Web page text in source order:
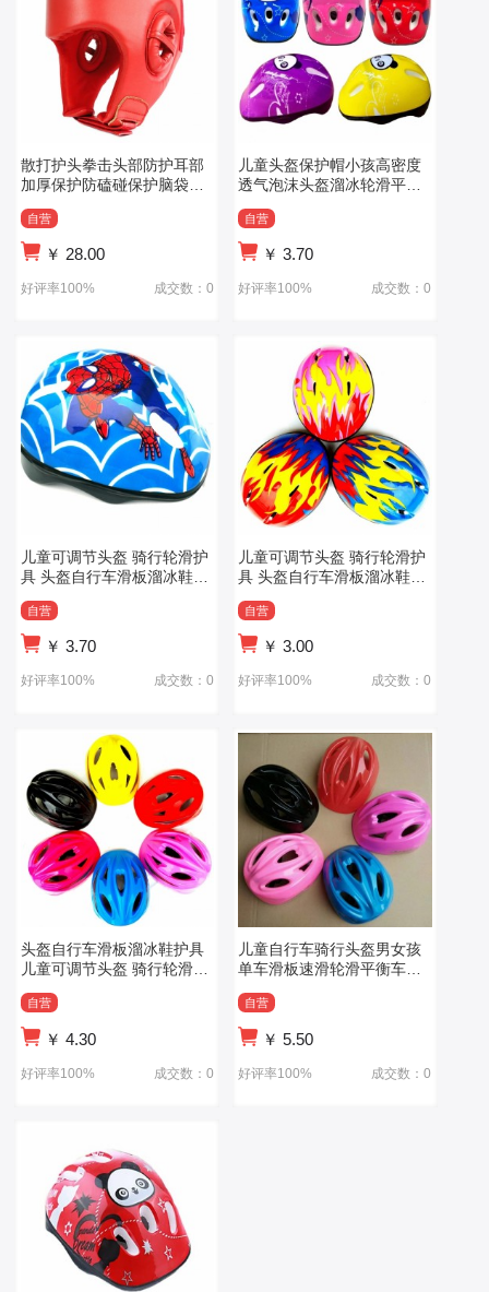
散打护头拳击头部防护耳部
加厚保护防磕碰保护脑袋散
自营
￥ 28.00
好评率100% 成交数：0
儿童头盔保护帽小孩高密度
透气泡沫头盔溜冰轮滑平衡
自营
￥3.70
好评率100% 成交数：0
儿童可调节头盔 骑行轮滑护
具 头盔自行车滑板溜冰鞋护
自营
￥ 3.70
好评率100% 成交数：0
儿童可调节头盔 骑行轮滑护
具 头盔自行车滑板溜冰鞋护
自营
￥3.00
好评率100% 成交数：0
头盔自行车滑板溜冰鞋护具
儿童可调节头盔 骑行轮滑护
自营
￥ 4.30
好评率100% 成交数：0
儿童自行车骑行头盔男女孩
单车滑板速滑轮滑平衡车安
自营
￥5.50
好评率100% 成交数：0